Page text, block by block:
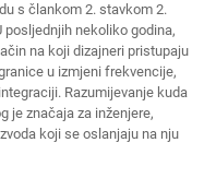
s člankom 2. stavkom 2.
nekoliko godina,
na koji dizajneri pristupaju
u izmjeni frekvencije,
Razumijevanje kuda
je značaja za inženjere,
koji se oslanjaju na nju